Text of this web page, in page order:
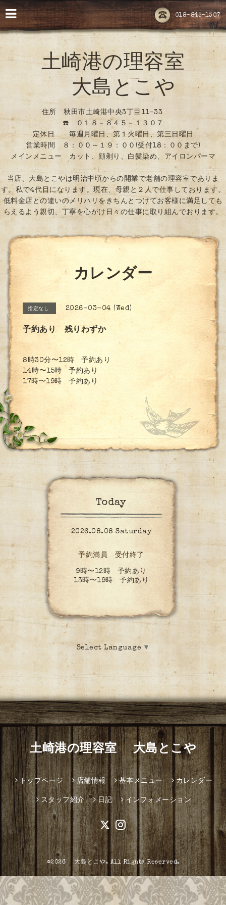
018-845-1307
土崎港の理容室
大島とこや
住所 秋田市土崎港中央3丁目11-33
☎️ ０１８－８４５－１３０７
定休日 毎週月曜日、第１火曜日、第三日曜日
営業時間 ８：００～１９：００(受付18：００まで)
メインメニュー カット、顔剃り、白髪染め、アイロンパーマ
当店、大島とこやは明治中頃からの開業で老舗の理容室でありま
す。私で4代目になります。現在、母親と２人で仕事しております。
低料金店との違いのメリハリをきちんとつけてお客様に満足しても
らえるよう親切、丁寧を心がけ日々の仕事に取り組んでおります。
カレンダー
指定なし 2026-03-04 (Wed)
予約あり 残りわずか
8時30分〜12時 予約あり
14時〜15時 予約あり
17時〜19時 予約あり
Today
2026.08.08 Saturday
予約満員 受付終了
9時〜12時 予約あり
13時〜19時 予約あり
Select Language ▼
土崎港の理容室 大島とこや
トップページ 店舗情報 基本メニュー カレンダー
スタッフ紹介 日記 インフォメーション
©2026大島とこや. All Rights Reserved.